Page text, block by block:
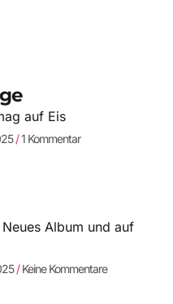
auf Eis
1 Kommentar
Album und auf
Keine Kommentare